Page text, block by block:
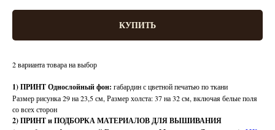
КУПИТЬ
2 варианта товара на выбор
1) ПРИНТ Однослойный фон: габардин с цветной печатью по ткани
Размер рисунка 29 на 23,5 см, Размер холста: 37 на 32 см, включая белые поля
со всех сторон
2) ПРИНТ и ПОДБОРКА МАТЕРИАЛОВ ДЛЯ ВЫШИВАНИЯ